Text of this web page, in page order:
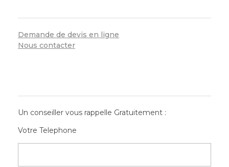
Demande de devis en ligne
Nous contacter
Un conseiller vous rappelle Gratuitement :
Votre Telephone